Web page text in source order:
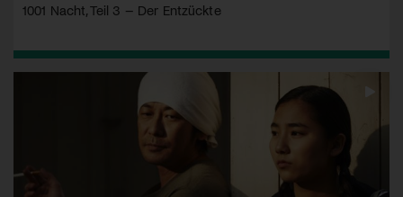
1001 Nacht, Teil 3 – Der Entzückte